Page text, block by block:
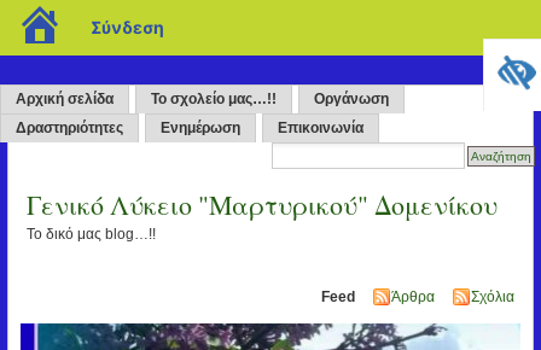
Αρχική σελίδα Το σχολείο μας…!!
Οργάνωση
Δραστηριότητες
Ενημέρωση Επικοινωνία
Γενικό Λύκειο "Μαρτυρικού" Δομενίκου
Το δικό μας blog…!!
Feed Άρθρα Σχόλια
blogs.sch.gr
Σύνδεση